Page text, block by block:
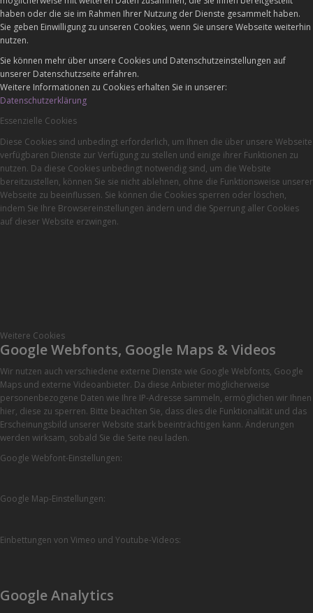
haben oder die sie im Rahmen Ihrer Nutzung der Dienste gesammelt haben.
Sie geben Einwilligung zu unseren Cookies, wenn Sie unsere Webseite weiterhin
nutzen.
Sie können mehr über unsere Cookies und Datenschutzeinstellungen auf
unserer Datenschutzseite erfahren.
Weitere Informationen zu Cookies erhalten Sie in unserer:
Datenschutzerklärung
Essenzielle Cookies
Diese Cookies sind unbedingt erforderlich, um Ihnen die über unsere Webseite
verfügbaren Dienste zur Verfügung zu stellen und einige ihrer Funktionen zu
nutzen. Da diese Cookies unbedingt notwendig sind, um die Website
bereitzustellen, können Sie sie nicht ablehnen, ohne die Funktionsweise unserer
Webseite zu beeinflussen. Sie können die Cookies sperren oder löschen,
indem Sie Ihre Browsereinstellungen ändern und die Sperrung aller Cookies
auf dieser Website erzwingen.
Weitere Cookies
Google Webfonts, Google Maps & Videos
Wir nutzen auch verschiedene externe Dienste wie Google Webfonts, Google
Maps und externe Videoanbieter. Da diese Anbieter möglicherweise
personenbezogene Daten wie Ihre IP-Adresse sammeln, ermöglichen wir Ihnen
hier, diese zu sperren. Bitte beachten Sie, dass dies die Funktionalität und das
Erscheinungsbild unserer Website stark beeinträchtigen kann. Änderungen
werden wirksam, sobald Sie die Seite neu laden.
Google Webfont-Einstellungen:
Google Map-Einstellungen:
Einbettungen von Vimeo und Youtube-Videos:
Google Analytics